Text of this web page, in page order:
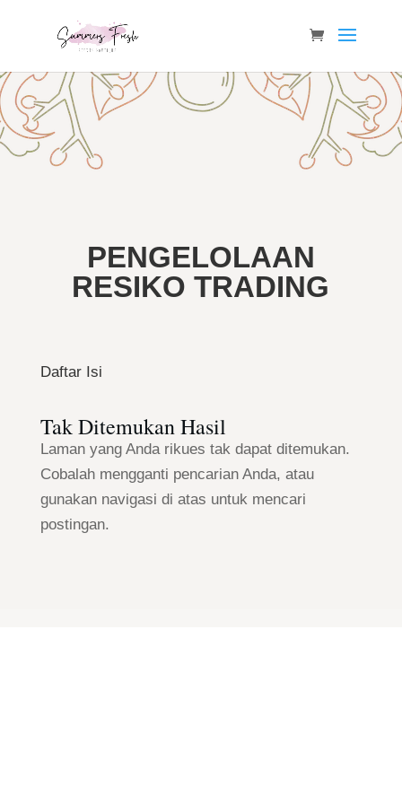
PENGELOLAAN
RESIKO TRADING
Daftar Isi
Tak Ditemukan Hasil
Laman yang Anda rikues tak dapat ditemukan.
Cobalah mengganti pencarian Anda, atau
gunakan navigasi di atas untuk mencari
postingan.